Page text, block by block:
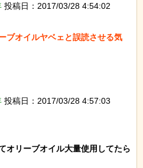
投稿日：2017/03/28 4:54:02
ブオイルヤベェと誤読させる気
投稿日：2017/03/28 4:57:03
オリーブオイル大量使用してたら